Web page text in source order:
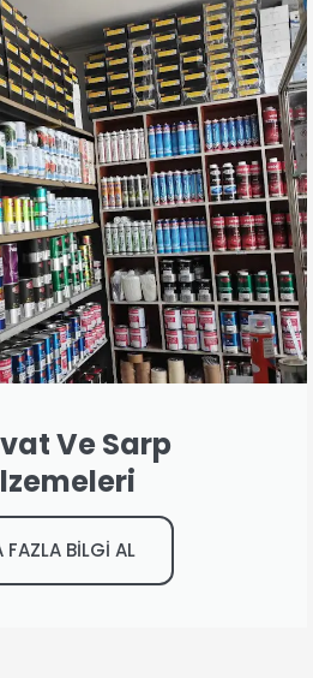
Ve Sarp
FAZLA BİLGİ AL